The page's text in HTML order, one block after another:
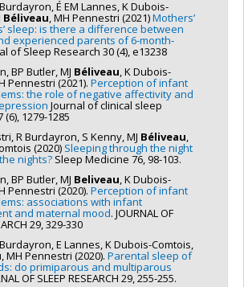
É EM Lannes, K Dubois‐
Béliveau, MH Pennestri (2021)Mothers’
sleep: is there a difference between
experienced parents of 6‐month‐
of Sleep Research 30 (4), e13238
BP Butler, MJ Béliveau, K Dubois-
Pennestri (2021). Perception of infant
the role of negative affectivity and
Journal of clinical sleep
1279-1285
R Burdayron, S Kenny, MJ Béliveau,
(2020) Sleeping through the night
nights? Sleep Medicine 76, 98-103.
BP Butler, MJ Beliveau, K Dubois-
Pennestri (2020). Perception of infant
associations with infant
and maternal mood. JOURNAL OF
29, 329-330
E Lannes, K Dubois-Comtois,
MH Pennestri (2020). Parental sleep of
do primiparous and multiparous
OF SLEEP RESEARCH 29, 255-255.